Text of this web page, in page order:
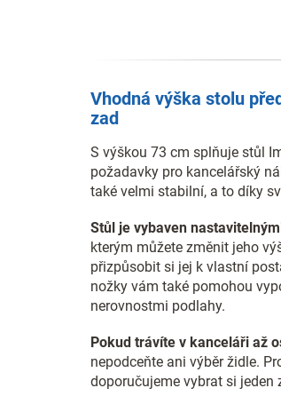
Vhodná výška stolu
zad
S výškou 73 cm splňuje stůl
požadavky pro kancelářský
také velmi stabilní, a to díky
Stůl je vybaven
kterým můžete změnit jeho
přizpůsobit si jej k vlastní
nožky vám také pomohou
nerovnostmi podlahy.
Pokud trávíte v kanceláři až
nepodceňte ani výběr židle.
doporučujeme vybrat si jeden